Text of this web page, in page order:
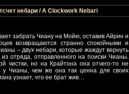
небари / A Clockwork Nebari
забрать Чиану на Мойю, оставив Айрин и
возвращаются странно спокойными и
– двух небари, которые жаждут вернуть
отряда, отправленного на поиски Чианы.
чистки, но на Крайтона она отчего-то не
у Чианы, чем же она так ценна для своих
узнает, что ее брат жив…